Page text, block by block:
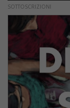
SOTTOSCRIZIONI